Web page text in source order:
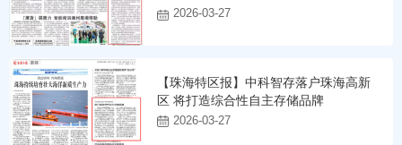
2026-03-27
【珠海特区报】中科智存落户珠海高新
区 将打造综合性自主存储品牌
2026-03-27